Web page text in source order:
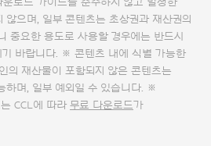
않으며, 일부 콘텐츠는 초상권과 재산권의
중요한 용도로 사용할 경우에는 반드시
기 바랍니다. ※ 콘텐츠 내에 식별 가능한
의 재산물이 포함되지 않은 콘텐츠는
하며, 일부 예외일 수 있습니다. ※
CCL에 따라 무료 다운로드가